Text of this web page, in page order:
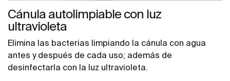
Cánula autolimpiable con luz
ultravioleta
Elimina las bacterias limpiando la cánula con agua
antes y después de cada uso; además de
desinfectarla con la luz ultravioleta.